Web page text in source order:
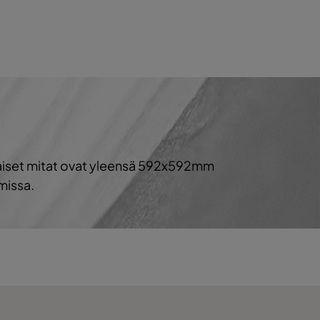
A
mitat ovat yleensä 592x592mm